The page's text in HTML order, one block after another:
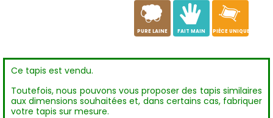
a
PURE LAINE
c
FAIT MAIN
h
PIÈCE UNIQUE
Ce tapis est vendu.
Toutefois, nous pouvons vous proposer des tapis similaires
aux dimensions souhaitées et, dans certains cas, fabriquer
votre tapis sur mesure.